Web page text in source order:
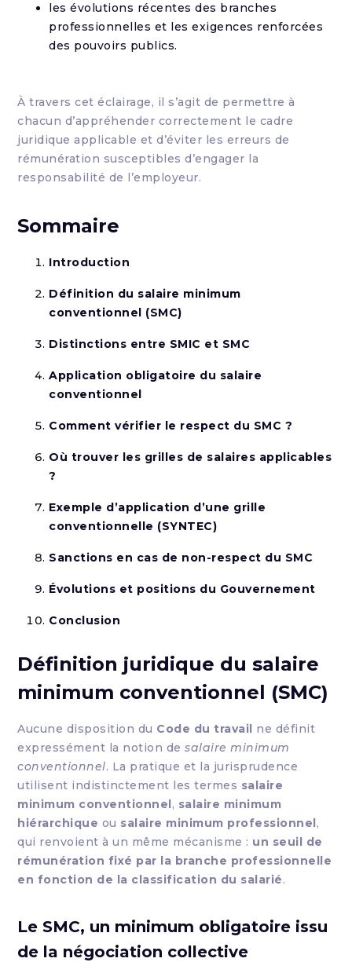
les évolutions récentes des branches
professionnelles et les exigences renforcées
des pouvoirs publics.
À travers cet éclairage, il s’agit de permettre à
chacun d’appréhender correctement le cadre
juridique applicable et d’éviter les erreurs de
rémunération susceptibles d’engager la
responsabilité de l’employeur.
Sommaire
Introduction
Définition du salaire minimum
conventionnel (SMC)
Distinctions entre SMIC et SMC
Application obligatoire du salaire
conventionnel
Comment vérifier le respect du SMC ?
Où trouver les grilles de salaires applicables
?
Exemple d’application d’une grille
conventionnelle (SYNTEC)
Sanctions en cas de non-respect du SMC
Évolutions et positions du Gouvernement
Conclusion
Définition juridique du salaire
minimum conventionnel (SMC)
Aucune disposition du Code du travail ne définit
expressément la notion desalaire minimum
conventionnel. La pratique et la jurisprudence
utilisent indistinctement les termes salaire
minimum conventionnel, salaire minimum
hiérarchique ou salaire minimum professionnel,
qui renvoient à un même mécanisme : un seuil de
rémunération fixé par la branche professionnelle
en fonction de la classification du salarié.
Le SMC, un minimum obligatoire issu
de la négociation collective